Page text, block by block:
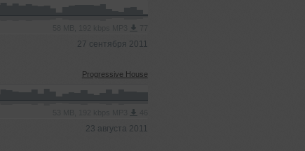
27 сентября 2011
Progressive House
23 августа 2011